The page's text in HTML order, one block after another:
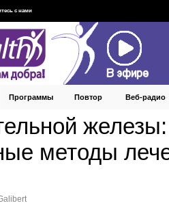
железы:
методы
с нами
Программы Повтор Веб‑радио